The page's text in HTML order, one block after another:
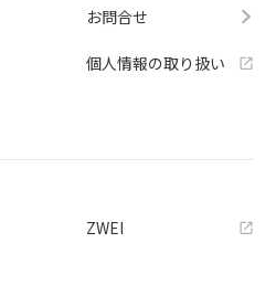
お問合せ
個人情報の取り扱い
ZWEI